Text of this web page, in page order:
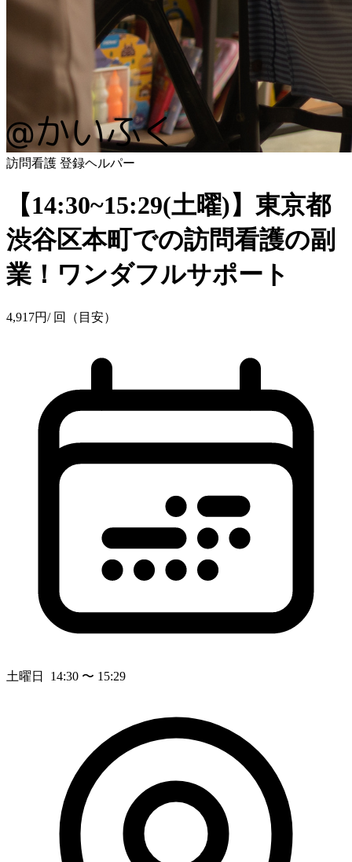
訪問看護 登録ヘルパー
【14:30~15:29(土曜)】東京都
渋谷区本町での訪問看護の副
業！ワンダフルサポート
4,917円/ 回（目安）
土曜日 14:30 〜 15:29